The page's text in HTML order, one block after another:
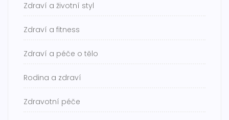
Zdraví a životní styl
Zdraví a fitness
Zdraví a péče o tělo
Rodina a zdraví
Zdravotní péče